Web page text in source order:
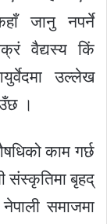
जानु नपर्ने
वैद्यस्य किं
उल्लेख
।
काम गर्छ
संस्कृतिमा बृहद्
समाजमा